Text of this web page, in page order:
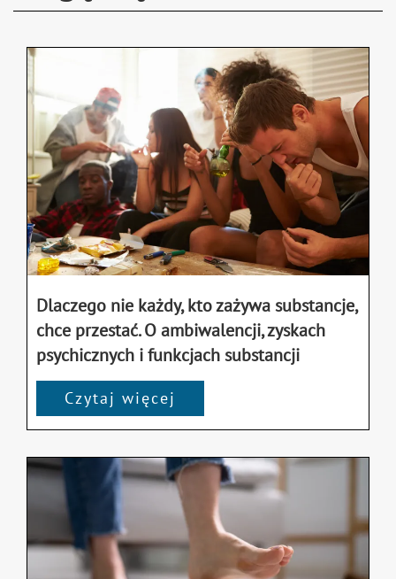
Dlaczego nie każdy, kto zażywa substancje,
chce przestać. O ambiwalencji, zyskach
psychicznych i funkcjach substancji
Czytaj więcej